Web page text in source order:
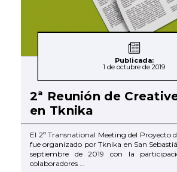
Publicada:
1 de octubre de 2019
2ª Reunión de
en Tknika
El 2º Transnational Meeting del Proyecto
fue organizado por Tknika en San
septiembre de 2019 con la
colaboradores ...